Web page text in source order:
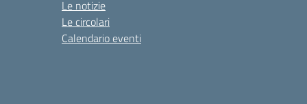
Le notizie
Le circolari
Calendario eventi